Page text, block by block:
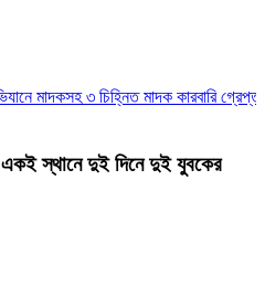
মাদকসহ ৩ চিহ্নিত মাদক কারবারি গ্রেপ্তার
একই স্থানে দুই দিনে দুই যুবকের